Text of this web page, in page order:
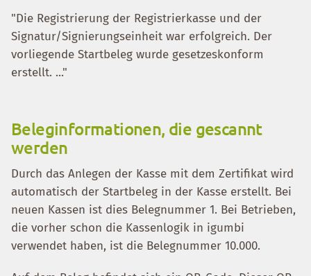
"Die Registrierung der Registrierkasse und der
Signatur/Signierungseinheit war erfolgreich. Der
vorliegende Startbeleg wurde gesetzeskonform
erstellt. ..."
Beleginformationen, die gescannt
werden
Durch das Anlegen der Kasse mit dem Zertifikat wird
automatisch der Startbeleg in der Kasse erstellt. Bei
neuen Kassen ist dies Belegnummer 1. Bei Betrieben,
die vorher schon die Kassenlogik in igumbi
verwendet haben, ist die Belegnummer 10.000.